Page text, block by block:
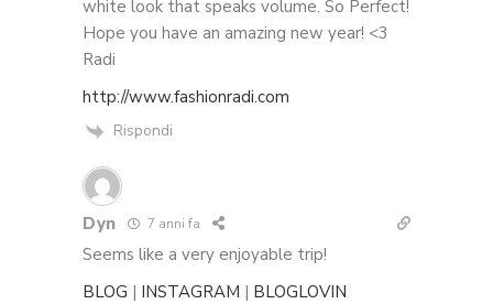
white look that speaks volume. So Perfect!
Hope you have an amazing new year! <3
Radi
http://www.fashionradi.com
Rispondi
Dyn 7 anni fa
Seems like a very enjoyable trip!
BLOG | INSTAGRAM | BLOGLOVIN